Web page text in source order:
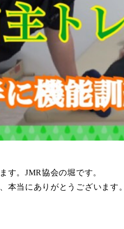
す。JMR協会の堀です。
本当にありがとうございます